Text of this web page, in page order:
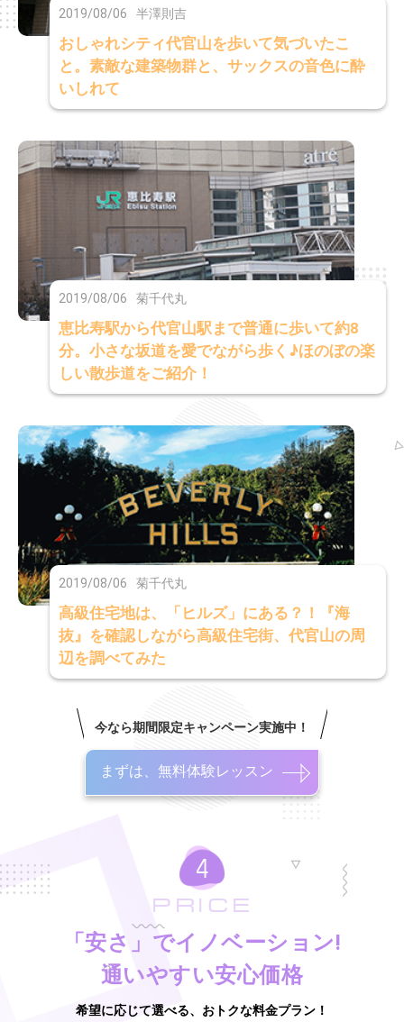
2019/08/06 半澤則吉
おしゃれシティ代官山を歩いて気づいたこ
と。素敵な建築物群と、サックスの音色に酔
いしれて
2019/08/06 菊千代丸
恵比寿駅から代官山駅まで普通に歩いて約8
分。小さな坂道を愛でながら歩く♪ほのぼの楽
しい散歩道をご紹介！
2019/08/06 菊千代丸
高級住宅地は、「ヒルズ」にある？！『海
抜』を確認しながら高級住宅街、代官山の周
辺を調べてみた
今なら期間限定キャンペーン実施中！
まずは、無料体験レッスン
PRICE
「安さ」でイノベーション!
通いやすい安心価格
希望に応じて選べる、おトクな料金プラン！